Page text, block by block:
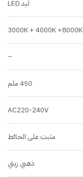
ليد LED
3000K + 4000K +8000K
–
450 ملم
AC220-240V
مثبت على الحائط
ذهبي زيتي